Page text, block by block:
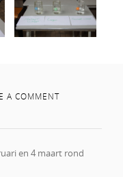
A COMMENT
en 4 maart rond